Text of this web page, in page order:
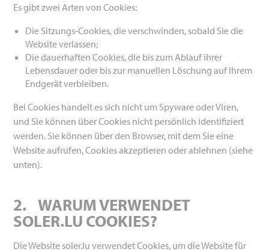
Es gibt zwei Arten von Cookies:
Die Sitzungs-Cookies, die verschwinden, sobald Sie die
Website verlassen;
Die dauerhaften Cookies, die bis zum Ablauf ihrer
Lebensdauer oder bis zur manuellen Löschung auf Ihrem
Endgerät verbleiben.
Bei Cookies handelt es sich nicht um Spyware oder Viren,
und Sie können über Cookies nicht persönlich identifiziert
werden. Sie können über den Browser, mit dem Sie eine
Website aufrufen, Cookies akzeptieren oder ablehnen (siehe
unten).
2.WARUM VERWENDET
SOLER.LU COOKIES?
Die Website soler.lu verwendet Cookies, um die Website für